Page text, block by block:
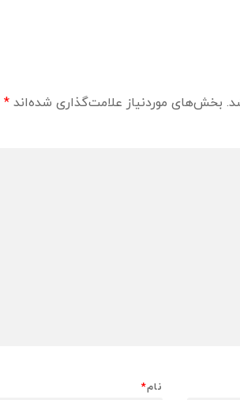
بخش‌های موردنیاز علامت‌گذاری شده‌اند *
نام*